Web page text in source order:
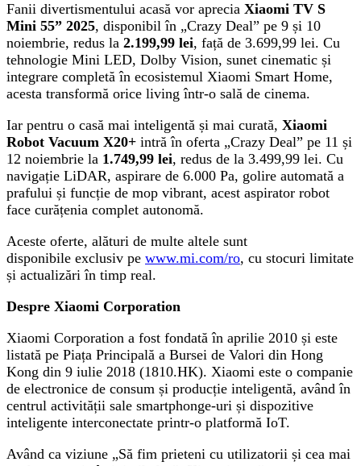
Fanii divertismentului acasă vor aprecia Xiaomi TV S
Mini 55” 2025, disponibil în „Crazy Deal” pe 9 și 10
noiembrie, redus la 2.199,99 lei, față de 3.699,99 lei. Cu
tehnologie Mini LED, Dolby Vision, sunet cinematic și
integrare completă în ecosistemul Xiaomi Smart Home,
acesta transformă orice living într-o sală de cinema.
Iar pentru o casă mai inteligentă și mai curată, Xiaomi
Robot Vacuum X20+ intră în oferta „Crazy Deal” pe 11 și
12 noiembrie la 1.749,99 lei, redus de la 3.499,99 lei. Cu
navigație LiDAR, aspirare de 6.000 Pa, golire automată a
prafului și funcție de mop vibrant, acest aspirator robot
face curățenia complet autonomă.
Aceste oferte, alături de multe altele sunt
disponibile exclusiv pe www.mi.com/ro, cu stocuri limitate
și actualizări în timp real.
Despre Xiaomi Corporation
Xiaomi Corporation a fost fondată în aprilie 2010 și este
listată pe Piața Principală a Bursei de Valori din Hong
Kong din 9 iulie 2018 (1810.HK). Xiaomi este o companie
de electronice de consum și producție inteligentă, având în
centrul activității sale smartphonge-uri și dispozitive
inteligente interconectate printr-o platformă IoT.
Având ca viziune „Să fim prieteni cu utilizatorii și cea mai